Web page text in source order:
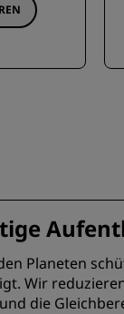
Planeten
Wir
die